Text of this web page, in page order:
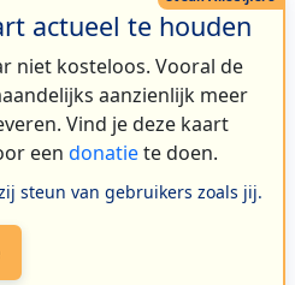
actueel te houden
niet kosteloos. Vooral de
aanzienlijk meer
Vind je deze kaart
een donatiete doen.
steun van gebruikers zoals jij.